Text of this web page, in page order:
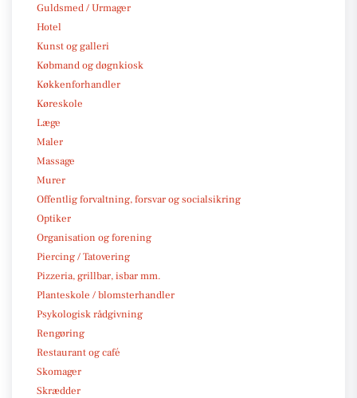
Guldsmed / Urmager
Hotel
Kunst og galleri
Købmand og døgnkiosk
Køkkenforhandler
Køreskole
Læge
Maler
Massage
Murer
Offentlig forvaltning, forsvar og socialsikring
Optiker
Organisation og forening
Piercing / Tatovering
Pizzeria, grillbar, isbar mm.
Planteskole / blomsterhandler
Psykologisk rådgivning
Rengøring
Restaurant og café
Skomager
Skrædder